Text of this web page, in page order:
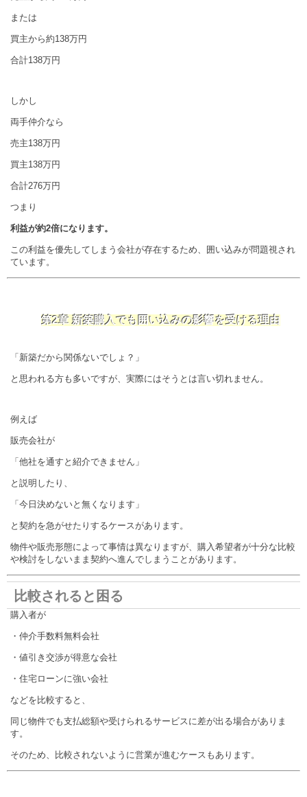
または
買主から約138万円
合計138万円
しかし
両手仲介なら
売主138万円
買主138万円
合計276万円
つまり
利益が約2倍になります。
この利益を優先してしまう会社が存在するため、囲い込みが問題視され
ています。
第2章 新築購入でも囲い込みの影響を受ける理由
「新築だから関係ないでしょ？」
と思われる方も多いですが、実際にはそうとは言い切れません。
例えば
販売会社が
「他社を通すと紹介できません」
と説明したり、
「今日決めないと無くなります」
と契約を急がせたりするケースがあります。
物件や販売形態によって事情は異なりますが、購入希望者が十分な比較
や検討をしないまま契約へ進んでしまうことがあります。
比較されると困る
購入者が
・仲介手数料無料会社
・値引き交渉が得意な会社
・住宅ローンに強い会社
などを比較すると、
同じ物件でも支払総額や受けられるサービスに差が出る場合がありま
す。
そのため、比較されないように営業が進むケースもあります。